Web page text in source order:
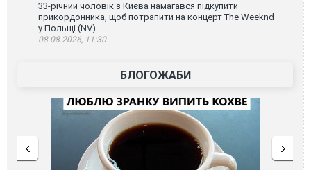
33-річний чоловік з Києва намагався підкупити
прикордонника, щоб потрапити на концерт The Weeknd
у Польщі (NV)
08.08.2026, 11:30
БЛОГОЖАБИ